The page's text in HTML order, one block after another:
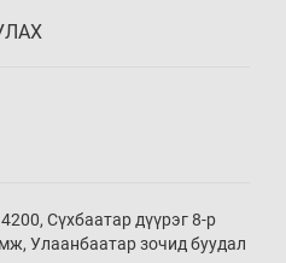
Сүхбаатар дүүрэг 8-р
Улаанбаатар зочид буудал